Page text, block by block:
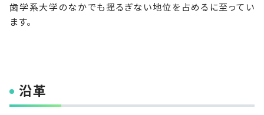
歯学系大学のなかでも揺るぎない地位を占めるに至ってい
ます。
沿革